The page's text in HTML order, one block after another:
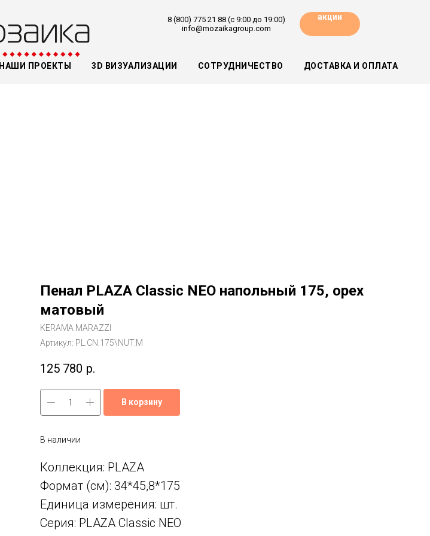
8 (800) 775 21 88 (с 9:00 до 19:00)
info@mozaikagroup.com
акции
НАШИ ПРОЕКТЫ 3D ВИЗУАЛИЗАЦИИ СОТРУДНИЧЕСТВО ДОСТАВКА И ОПЛАТА
Пенал PLAZA Classic NEO напольный 175, орех
матовый
KERAMA MARAZZI
Артикул: PL.CN.175\NUT.M
125 780 р.
В корзину
В наличии
Коллекция: PLAZA
Формат (см): 34*45,8*175
Единица измерения: шт.
Серия: PLAZA Classic NEO